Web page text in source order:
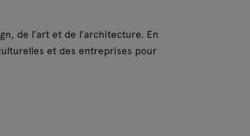
de l’art et de l’architecture. En
et des entreprises pour